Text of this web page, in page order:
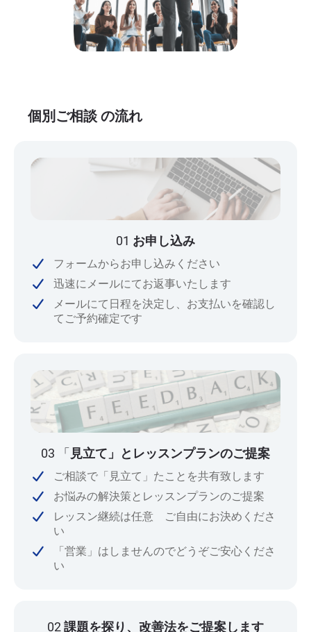
個別ご相談 の流れ
01 お申し込み
フォームからお申し込みください
迅速にメールにてお返事いたします
メールにて日程を決定し、お支払いを確認し
てご予約確定です
03 「 見立て」とレッスンプランのご提案
ご相談で「見立て」たことを共有致します
お悩みの解決策とレッスンプランのご提案
レッスン継続は任意 ご自由にお決めくださ
い
「営業」はしませんのでどうぞご安心くださ
い
02課題を探り、改善法をご提案します